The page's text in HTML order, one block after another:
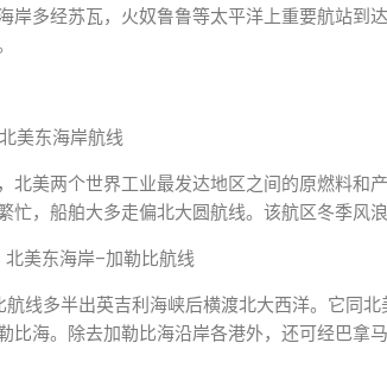
岸多经苏瓦，火奴鲁鲁等太平洋上重要航站到
美东海岸航线
北美两个世界工业最发达地区之间的原燃料和
忙，船舶大多走偏北大圆航线。该航区冬季风
北美东海岸–加勒比航线
航线多半出英吉利海峡后横渡北大西洋。它同
比海。除去加勒比海沿岸各港外，还可经巴拿